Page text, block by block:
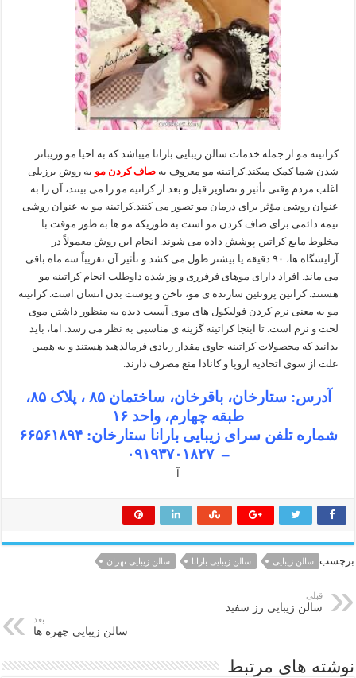
کراتینه مو از جمله خدمات سالن زیبایی بارانا میباشد که به احیا مو وزیباتر
شدن شما کمک میکند.کراتینه مو معروف بهصاف کردن مو به روش برزیلی
اغلب مردم وقتی تأثیر و تصاویر قبل و بعد از کراتیه مو را می بینند، آن را به
عنوان روشی مؤثر برای درمان مو تصور می کنند.کراتینه مو به عنوان روشی
نیمه دائمی برای صاف کردن مو است به طوریکه مو ها به طور موقت با
مخلوط مایع کراتین پوشش داده می شوند. انجام این روش معمولاً در
آرایشگاه ها، ۹۰ دقیقه یا بیشتر طول می کشد و تأثیر آن تقریباً سه ماه باقی
می ماند. افراد دارای موهای فرفرری و وز شده داوطلب انجام کراتینه مو
هستند. کراتین پروتئین سازنده ی مو، ناخن و پوست بدن انسان است. کراتینه
مو به معنی نرم کردن فولیکول های موی آسیب دیده به منظور داشتن موی
لخت و نرم است. تا اینجا کراتینه گزینه ی مناسبی به نظر می رسد. اما، باید
بدانید که محصولات کراتینه حاوی مقدار زیادی فرمالدهید هستند و به همین
علت از سوی اتحادیه اروپا و کانادا منع مصرف دارند.
آدرس: ستارخان، باقرخان، ساختمان ۸۵ ، پلاک ۸۵،
طبقه چهارم، واحد ۱۶
شماره تلفن سرای زیبایی بارانا ستارخان: ۶۶۵۶۱۸۹۴
– ۰۹۱۹۳۷۰۱۸۲۷
برچسب سالن زیبایی سالن زیبایی بارانا سالن زیبایی تهران
قبلی
سالن زیبایی رز سفید
بعد
سالن زیبایی چهره ها
نوشته های مرتبط